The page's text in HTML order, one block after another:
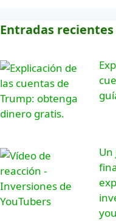
Entradas recientes
Un